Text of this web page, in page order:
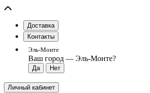
Доставка
Контакты
Эль-Монте
Ваш город — Эль-Монте?
Личный кабинет